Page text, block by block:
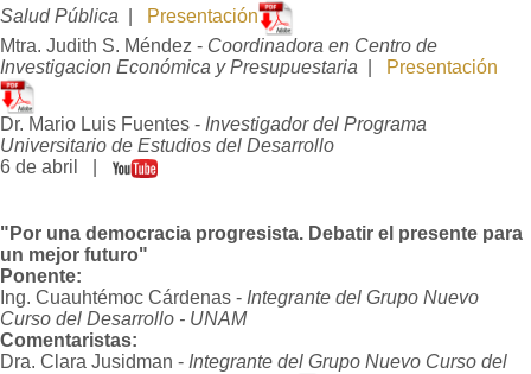
Salud Pública
Presentación
Mtra. Judith S. Méndez - Coordinadora en Centro de
Investigacion Económica y Presupuestaria
Presentación
Dr. Mario Luis Fuentes - Investigador del Programa
Universitario de Estudios del Desarrollo
6 de abril |
"Por una democracia progresista. Debatir el presente para
un mejor futuro"
Ponente:
Ing. Cuauhtémoc Cárdenas - Integrante del Grupo Nuevo
Curso del Desarrollo - UNAM
Comentaristas:
Dra. Clara Jusidman - Integrante del Grupo Nuevo Curso del